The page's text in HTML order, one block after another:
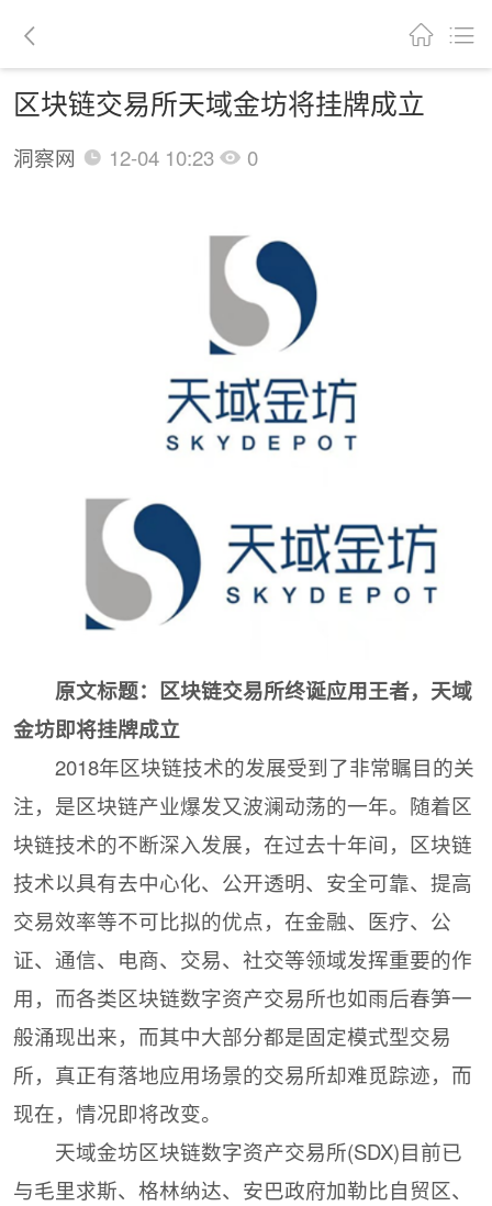
区块链交易所天域金坊将挂牌成立
洞察网 12-04 10:23 0
原文标题： 区块链交易所终诞应用王者，天域
金坊即将挂牌成立
2018年区块链技术的发展受到了非常瞩目的关
注，是区块链产业爆发又波澜动荡的一年。随着区
块链技术的不断深入发展，在过去十年间，区块链
技术以具有去中心化、公开透明、安全可靠、提高
交易效率等不可比拟的优点，在金融、医疗、公
证、通信、电商、交易、社交等领域发挥重要的作
用，而各类区块链数字资产交易所也如雨后春笋一
般涌现出来，而其中大部分都是固定模式型交易
所，真正有落地应用场景的交易所却难觅踪迹，而
现在，情况即将改变。
天域金坊区块链数字资产交易所(SDX)目前已
与毛里求斯、格林纳达、安巴政府加勒比自贸区、